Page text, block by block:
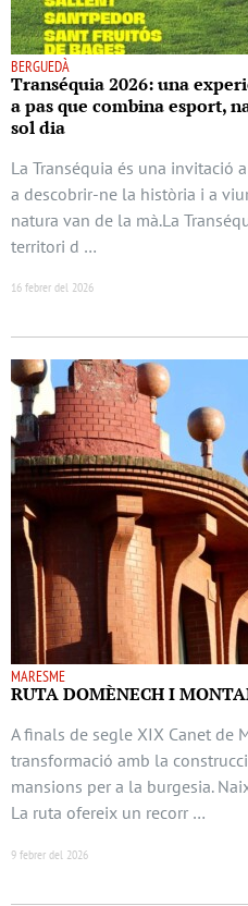
BERGUEDÀ
Transéquia 2026: una
a pas que combina esport,
sol dia
La Transéquia és una invitació
a descobrir-ne la història i a
natura van de la mà.La
territori d …
16 febrer del 2026
MARESME
RUTA DOMÈNECH I
A finals de segle XIX Canet de
transformació amb la
mansions per a la burgesia.
La ruta ofereix un recorr …
9 febrer del 2026